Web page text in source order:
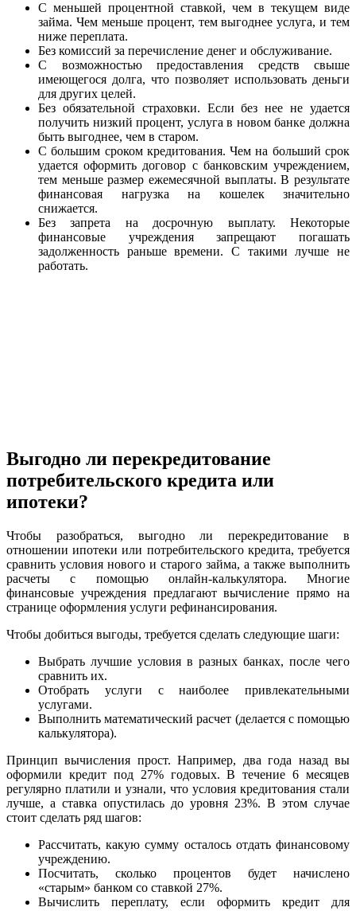
С меньшей процентной ставкой, чем в текущем виде
займа. Чем меньше процент, тем выгоднее услуга, и тем
ниже переплата.
Без комиссий за перечисление денег и обслуживание.
С возможностью предоставления средств свыше
имеющегося долга, что позволяет использовать деньги
для других целей.
Без обязательной страховки. Если без нее не удается
получить низкий процент, услуга в новом банке должна
быть выгоднее, чем в старом.
С большим сроком кредитования. Чем на больший срок
удается оформить договор с банковским учреждением,
тем меньше размер ежемесячной выплаты. В результате
финансовая нагрузка на кошелек значительно
снижается.
Без запрета на досрочную выплату. Некоторые
финансовые учреждения запрещают погашать
задолженность раньше времени. С такими лучше не
работать.
Выгодно ли перекредитование
потребительского кредита или
ипотеки?
Чтобы разобраться, выгодно ли перекредитование в
отношении ипотеки или потребительского кредита, требуется
сравнить условия нового и старого займа, а также выполнить
расчеты с помощью онлайн-калькулятора. Многие
финансовые учреждения предлагают вычисление прямо на
странице оформления услуги рефинансирования.
Чтобы добиться выгоды, требуется сделать следующие шаги:
Выбрать лучшие условия в разных банках, после чего
сравнить их.
Отобрать услуги с наиболее привлекательными
услугами.
Выполнить математический расчет (делается с помощью
калькулятора).
Принцип вычисления прост. Например, два года назад вы
оформили кредит под 27% годовых. В течение 6 месяцев
регулярно платили и узнали, что условия кредитования стали
лучше, а ставка опустилась до уровня 23%. В этом случае
стоит сделать ряд шагов:
Рассчитать, какую сумму осталось отдать финансовому
учреждению.
Посчитать, сколько процентов будет начислено
«старым» банком со ставкой 27%.
Вычислить переплату, если оформить кредит для